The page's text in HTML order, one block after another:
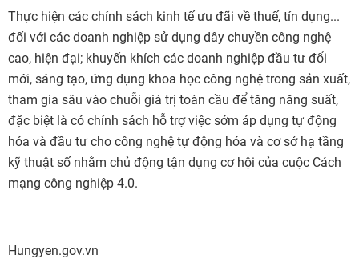
Thực hiện các chính sách kinh tế ưu đãi về thuế, tín dụng...
đối với các doanh nghiệp sử dụng dây chuyền công nghệ
cao, hiện đại; khuyến khích các doanh nghiệp đầu tư đổi
mới, sáng tạo, ứng dụng khoa học công nghệ trong sản xuất,
tham gia sâu vào chuỗi giá trị toàn cầu để tăng năng suất,
đặc biệt là có chính sách hỗ trợ việc sớm áp dụng tự động
hóa và đầu tư cho công nghệ tự động hóa và cơ sở hạ tầng
kỹ thuật số nhằm chủ động tận dụng cơ hội của cuộc Cách
mạng công nghiệp 4.0.
Hungyen.gov.vn